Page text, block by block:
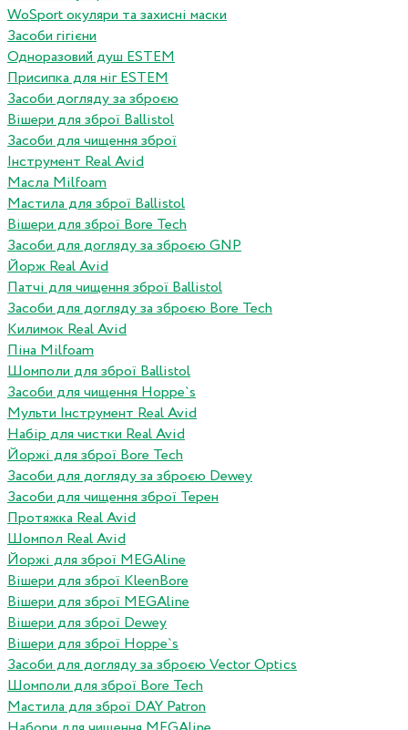
WoSport окуляри та захисні маски
Засоби гігієни
Одноразовий душ ESTEM
Присипка для ніг ESTEM
Засоби догляду за зброєю
Вішери для зброї Ballistol
Засоби для чищення зброї
Інструмент Real Avid
Масла Milfoam
Мастила для зброї Ballistol
Вішери для зброї Bore Tech
Засоби для догляду за зброєю GNP
Йорж Real Avid
Патчі для чищення зброї Ballistol
Засоби для догляду за зброєю Bore Tech
Килимок Real Avid
Піна Milfoam
Шомполи для зброї Ballistol
Засоби для чищення Hoppe`s
Мульти Інструмент Real Avid
Набір для чистки Real Avid
Йоржі для зброї Bore Tech
Засоби для догляду за зброєю Dewey
Засоби для чищення зброї Терен
Протяжка Real Avid
Шомпол Real Avid
Йоржі для зброї MEGAline
Вішери для зброї KleenBore
Вішери для зброї MEGAline
Вішери для зброї Dewey
Вішери для зброї Hoppe`s
Засоби для догляду за зброєю Vector Optics
Шомполи для зброї Bore Tech
Мастила для зброї DAY Patron